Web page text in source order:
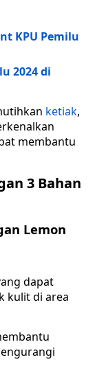
KPU Pemilu
2024 di
ketiak,
membantu
3 Bahan
Lemon
dapat
kulit di area